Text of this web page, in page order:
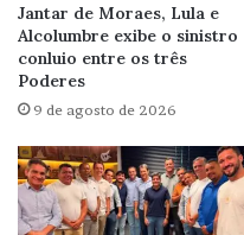
Jantar de Moraes, Lula e
Alcolumbre exibe o sinistro
conluio entre os três
Poderes
9 de agosto de 2026